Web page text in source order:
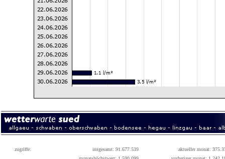
zugriffe: insgesamt: 91.677.539
aktueller monat: